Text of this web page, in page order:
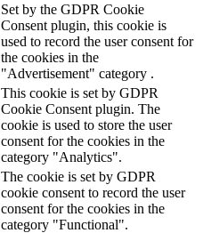
Set by the GDPR Cookie
Consent plugin, this cookie is
used to record the user consent for
the cookies in the
"Advertisement" category .
This cookie is set by GDPR
Cookie Consent plugin. The
cookie is used to store the user
consent for the cookies in the
category "Analytics".
The cookie is set by GDPR
cookie consent to record the user
consent for the cookies in the
category "Functional".